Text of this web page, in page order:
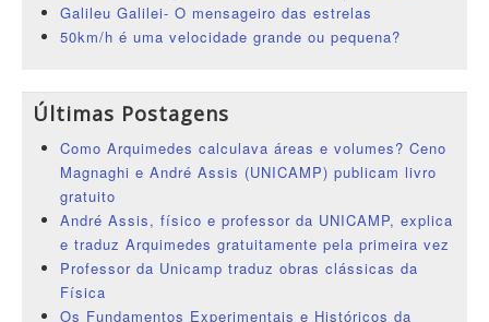
Galileu Galilei- O mensageiro das estrelas
50km/h é uma velocidade grande ou pequena?
Últimas Postagens
Como Arquimedes calculava áreas e volumes? Ceno
Magnaghi e André Assis (UNICAMP) publicam livro
gratuito
André Assis, físico e professor da UNICAMP, explica
e traduz Arquimedes gratuitamente pela primeira vez
Professor da Unicamp traduz obras clássicas da
Física
Os Fundamentos Experimentais e Históricos da